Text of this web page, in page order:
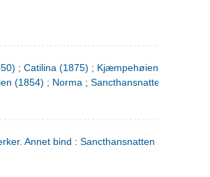
; Catilina (1875) ; Kjæmpehøien (1850) ;
(1854) ; Norma ; Sancthansnatten
Annet bind : Sancthansnatten ; Fru Inger